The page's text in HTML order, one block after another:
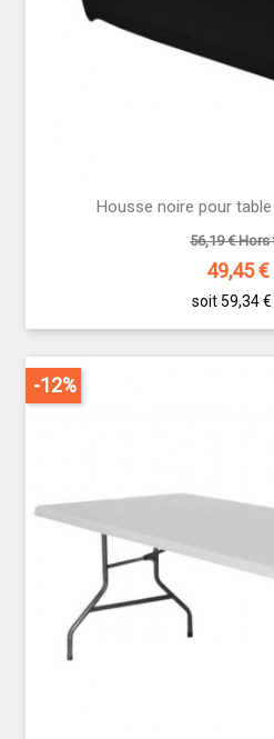
Housse noire pour
56,19 € Hors
49,45€
soit 59,34 €
-12%